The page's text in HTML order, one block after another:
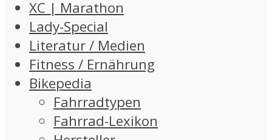
XC | Marathon
Lady-Special
Literatur / Medien
Fitness / Ernährung
Bikepedia
Fahrradtypen
Fahrrad-Lexikon